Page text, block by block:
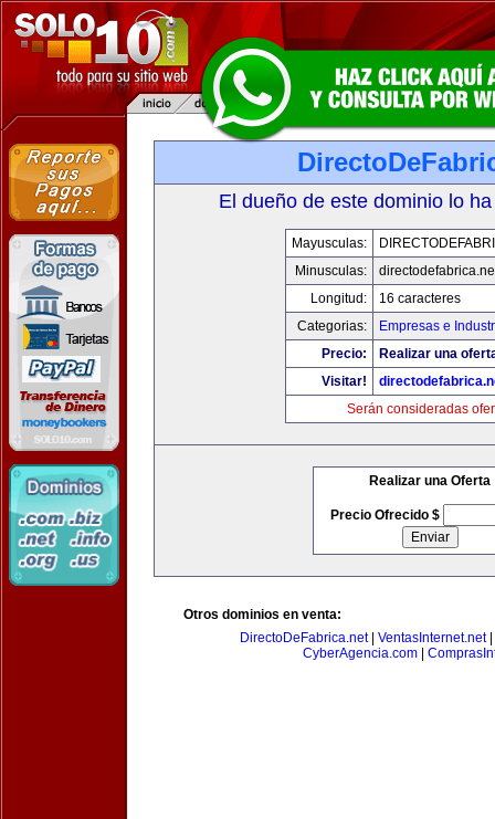
El dueño de este dominio lo
Mayusculas:
Minusculas:
Longitud:
16 caracteres
Categorias:
Empresas e
Precio:
Realizar una
Visitar!
Serán consideradas
Realizar una Oferta
Precio Ofrecido $
Otros dominios en venta:
DirectoDeFabrica.net| VentasInternet.net|
CyberAgencia.com